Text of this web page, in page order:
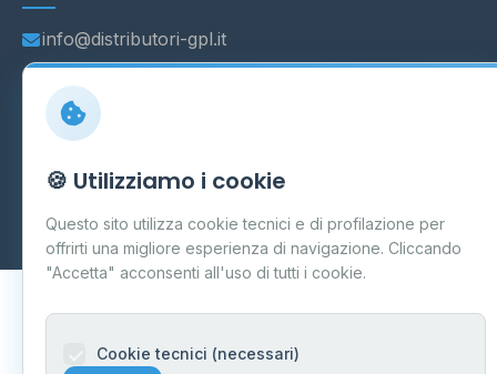
info@distributori-gpl.it
Carpi P.IVA 03859300364
Dati forniti da Ministero delle Imprese e del Made in Italy
Aggiornamento quotidiano
🍪 Utilizziamo i cookie
Questo sito utilizza cookie tecnici e di profilazione per
offrirti una migliore esperienza di navigazione. Cliccando
"Accetta" acconsenti all'uso di tutti i cookie.
Cookie tecnici (necessari)